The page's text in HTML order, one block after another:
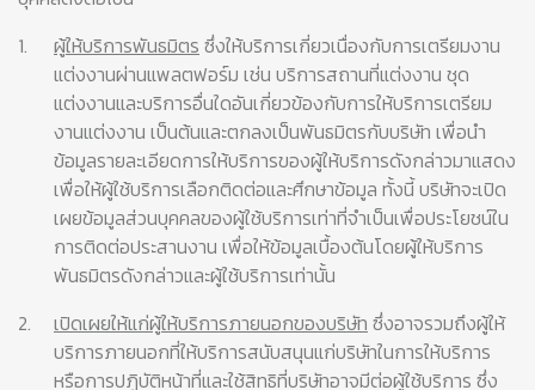
1.
ผู้ให้บริการพันธมิตร ซึ่งให้บริการเกี่ยวเนื่องกับการเตรียมงาน
แต่งงานผ่านแพลตฟอร์ม เช่น บริการสถานที่แต่งงาน ชุด
แต่งงานและบริการอื่นใดอันเกี่ยวข้องกับการให้บริการเตรียม
งานแต่งงาน เป็นต้นและตกลงเป็นพันธมิตรกับบริษัท เพื่อนำ
ข้อมูลรายละเอียดการให้บริการของผู้ให้บริการดังกล่าวมาแสดง
เพื่อให้ผู้ใช้บริการเลือกติดต่อและศึกษาข้อมูล ทั้งนี้ บริษัทจะเปิด
เผยข้อมูลส่วนบุคคลของผู้ใช้บริการเท่าที่จำเป็นเพื่อประโยชน์ใน
การติดต่อประสานงาน เพื่อให้ข้อมูลเบื้องต้นโดยผู้ให้บริการ
พันธมิตรดังกล่าวและผู้ใช้บริการเท่านั้น
2.
เปิดเผยให้แก่ผู้ให้บริการภายนอกของบริษัท ซึ่งอาจรวมถึงผู้ให้
บริการภายนอกที่ให้บริการสนับสนุนแก่บริษัทในการให้บริการ
หรือการปฏิบัติหน้าที่และใช้สิทธิที่บริษัทอาจมีต่อผู้ใช้บริการ ซึ่ง